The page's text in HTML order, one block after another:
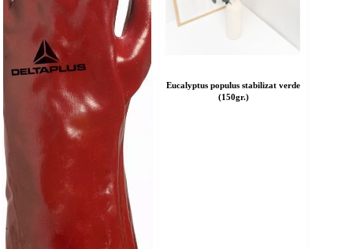
Eucalyptus populus stabilizat verde
(150gr.)